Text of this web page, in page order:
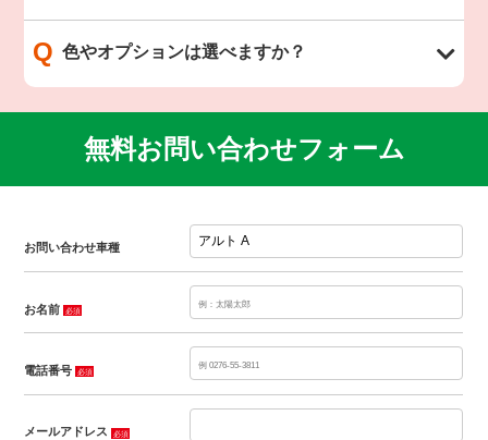
Q 色やオプションは選べますか？
無料お問い合わせフォーム
お問い合わせ車種
お名前 必須
電話番号 必須
メールアドレス 必須